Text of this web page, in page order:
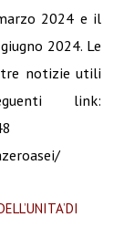
2024 e il
2024. Le
notizie utili
link: